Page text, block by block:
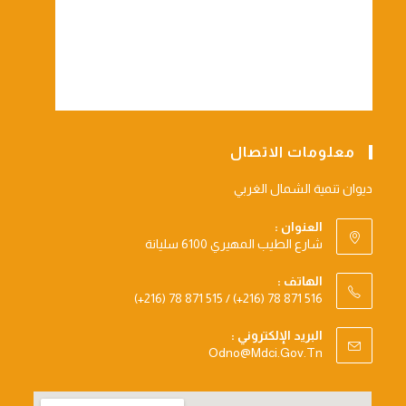
معلومات الاتصال
ديوان تنمية الشمال الغربي
العنوان :
شارع الطيب المهيري 6100 سليانة
الهاتف :
(+216) 78 871 515 / (+216) 78 871 516
البريد الإلكتروني :
Odno@mdci.gov.tn
Opens
Application